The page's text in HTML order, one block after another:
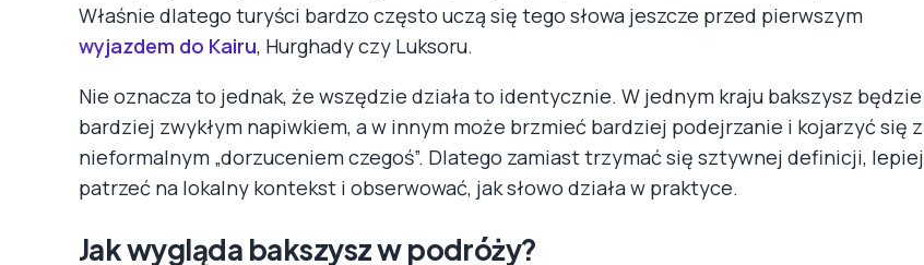
Właśnie dlatego turyści bardzo często uczą się tego słowa jeszcze przed pierwszym
wyjazdem do Kairu, Hurghady czy Luksoru.
Nie oznacza to jednak, że wszędzie działa to identycznie. W jednym kraju bakszysz będzie
bardziej zwykłym napiwkiem, a w innym może brzmieć bardziej podejrzanie i kojarzyć się z
nieformalnym „dorzuceniem czegoś”. Dlatego zamiast trzymać się sztywnej definicji, lepiej
patrzeć na lokalny kontekst i obserwować, jak słowo działa w praktyce.
Jak wygląda bakszysz w podróży?